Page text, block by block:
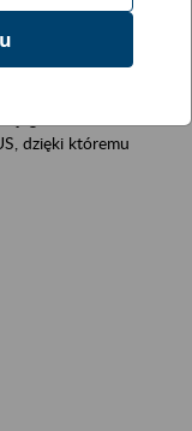
dzięki któremu